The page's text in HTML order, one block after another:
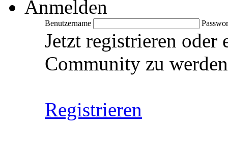
Anmelden
Benutzername
Jetzt registrieren
Community zu
Registrieren